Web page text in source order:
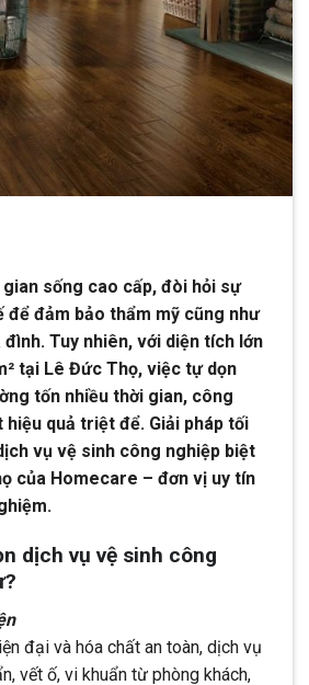
sống cao cấp, đòi hỏi sự
để đảm bảo thẩm mỹ cũng như
Tuy nhiên, với diện tích lớn
tại Lê Đức Thọ, việc tự dọn
tốn nhiều thời gian, công
quả triệt để. Giải pháp tối
vụ vệ sinh công nghiệp biệt
của Homecare – đơn vị uy tín
dịch vụ vệ sinh công
đại và hóa chất an toàn, dịch vụ
vết ố, vi khuẩn từ phòng khách,